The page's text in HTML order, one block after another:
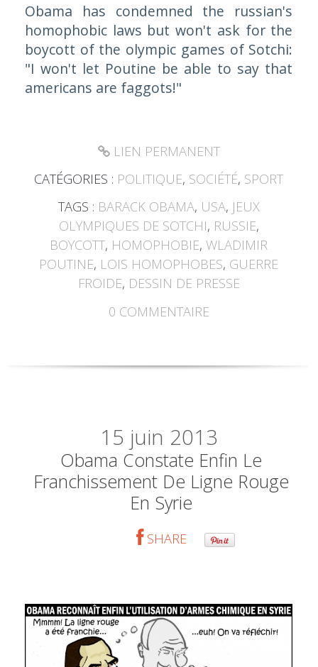
Obama has condemned the russian's
homophobic laws but won't ask for the
boycott of the olympic games of Sotchi:
"I won't let Poutine be able to say that
americans are faggots!"
LIEN PERMANENT
CATÉGORIES : POLITIQUE, SOCIÉTÉ, SPORT
TAGS : BARACK OBAMA, USA, JEUX
OLYMPIQUES DE SOTCHI, RUSSIE,
BOYCOTT, HOMOPHOBIE,WLADIMIR
POUTINE, LOIS HOMOPHOBES, GUERRE
FROIDE, DESSIN DE PRESSE
0 COMMENTAIRE
15 juin 2013
Obama Constate Enfin Le
Franchissement De Ligne Rouge
En Syrie
SHARE